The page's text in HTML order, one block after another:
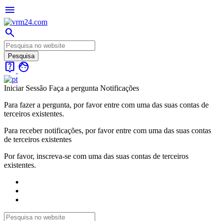
menu
search
live_help face
Iniciar Sessão Faça a pergunta Notificações
Para fazer a pergunta, por favor entre com uma das suas contas de
terceiros existentes.
Para receber notificações, por favor entre com uma das suas contas
de terceiros existentes
Por favor, inscreva-se com uma das suas contas de terceiros
existentes.